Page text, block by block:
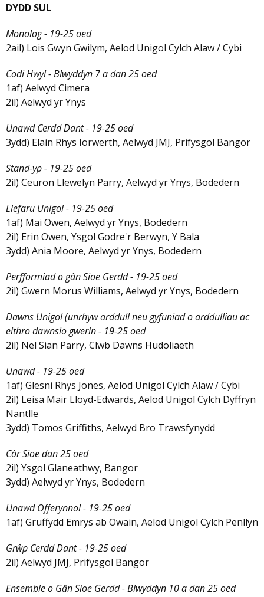
DYDD SUL
Monolog - 19-25 oed
2ail) Lois Gwyn Gwilym, Aelod Unigol Cylch Alaw / Cybi
Codi Hwyl - Blwyddyn 7 a dan 25 oed
1af) Aelwyd Cimera
2il) Aelwyd yr Ynys
Unawd Cerdd Dant - 19-25 oed
3ydd) Elain Rhys Iorwerth, Aelwyd JMJ, Prifysgol Bangor
Stand-yp - 19-25 oed
2il) Ceuron Llewelyn Parry, Aelwyd yr Ynys, Bodedern
Llefaru Unigol - 19-25 oed
1af) Mai Owen, Aelwyd yr Ynys, Bodedern
2il) Erin Owen, Ysgol Godre'r Berwyn, Y Bala
3ydd) Ania Moore, Aelwyd yr Ynys, Bodedern
Perfformiad o gân Sioe Gerdd - 19-25 oed
2il) Gwern Morus Williams, Aelwyd yr Ynys, Bodedern
Dawns Unigol (unrhyw arddull neu gyfuniad o arddulliau ac
eithro dawnsio gwerin - 19-25 oed
2il) Nel Sian Parry, Clwb Dawns Hudoliaeth
Unawd - 19-25 oed
1af) Glesni Rhys Jones, Aelod Unigol Cylch Alaw / Cybi
2il) Leisa Mair Lloyd-Edwards, Aelod Unigol Cylch Dyffryn
Nantlle
3ydd) Tomos Griffiths, Aelwyd Bro Trawsfynydd
Côr Sioe dan 25 oed
2il) Ysgol Glaneathwy, Bangor
3ydd) Aelwyd yr Ynys, Bodedern
Unawd Offerynnol - 19-25 oed
1af) Gruffydd Emrys ab Owain, Aelod Unigol Cylch Penllyn
Grŵp Cerdd Dant - 19-25 oed
2il) Aelwyd JMJ, Prifysgol Bangor
Ensemble o Gân Sioe Gerdd - Blwyddyn 10 a dan 25 oed